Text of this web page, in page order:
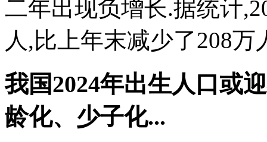
二年出现负增长.据统计
人,比上年末减少了208万
我国2024年出生人口或
龄化、少子化...